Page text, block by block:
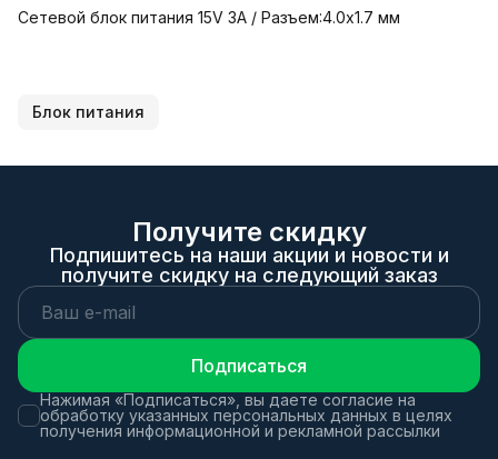
Сетевой блок питания 15V 3A / Разъем:4.0x1.7 мм
Блок питания
Получите скидку
Подпишитесь на наши акции и новости и
получите скидку на следующий заказ
Подписаться
Нажимая «Подписаться», вы даете согласие на
обработку указанных персональных данных в целях
получения информационной и рекламной рассылки